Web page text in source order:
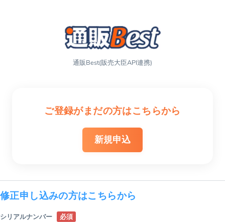
通販Best(販売大臣API連携)
ご登録がまだの方はこちらから
新規申込
修正申し込みの方はこちらから
シリアルナンバー